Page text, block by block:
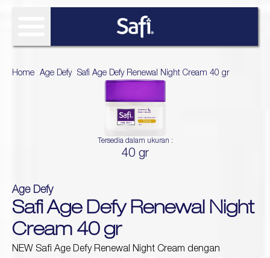
Acne Expert
Hydra Glow
White natural
Age Defy Sensitive Biome
SAFI RESEARCH INSTITUTE
About Safi Research Institute
Gallery
REVIEW
Home Age Defy> Safi Age Defy Renewal Night Cream 40 gr
Tersedia dalam ukuran :
40 gr
Age Defy
Safi Age Defy Renewal Night
Cream 40 gr
NEW Safi Age Defy Renewal Night Cream dengan